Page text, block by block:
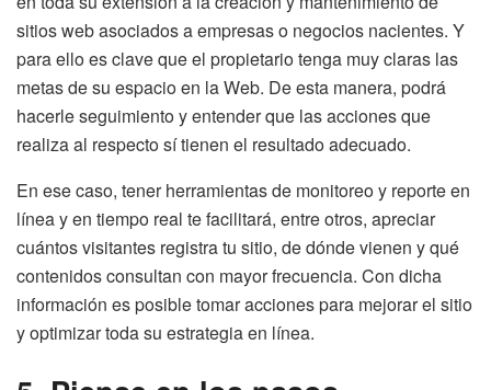
sitios web asociados a empresas o negocios nacientes. Y
para ello es clave que el propietario tenga muy claras las
metas de su espacio en la Web. De esta manera, podrá
hacerle seguimiento y entender que las acciones que
realiza al respecto sí tienen el resultado adecuado.
En ese caso, tener herramientas de monitoreo y reporte en
línea y en tiempo real te facilitará, entre otros, apreciar
cuántos visitantes registra tu sitio, de dónde vienen y qué
contenidos consultan con mayor frecuencia. Con dicha
información es posible tomar acciones para mejorar el sitio
y optimizar toda su estrategia en línea.